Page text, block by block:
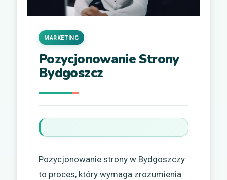
Pozycjonowanie Strony
Bydgoszcz
MARKETING
Pozycjonowanie strony w Bydgoszczy
to proces, który wymaga zrozumienia